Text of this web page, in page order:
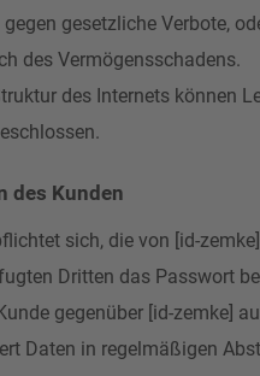
gegen gesetzliche Verbote,
des Vermögensschadens.
des Internets können
des Kunden
sich, die von [id-
Dritten das Passwort
gegenüber [id-zemke]
Daten in regelmäßigen